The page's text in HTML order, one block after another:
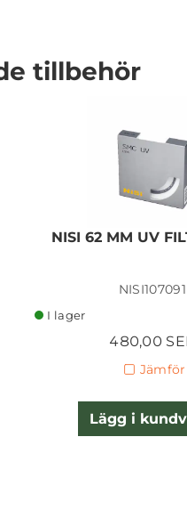
tillbehör
NISI 62 MM UV
NISI107091
I lager
480,00
Jämför
Lägg i